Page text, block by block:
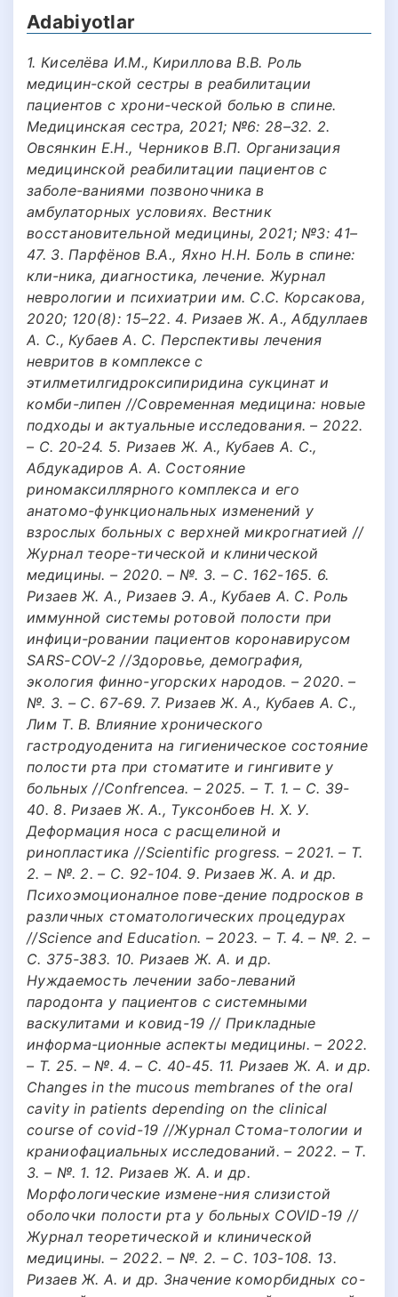
Adabiyotlar
1. Киселёва И.М., Кириллова В.В. Роль
медицин-ской сестры в реабилитации
пациентов с хрони-ческой болью в спине.
Медицинская сестра, 2021; №6: 28–32. 2.
Овсянкин Е.Н., Черников В.П. Организация
медицинской реабилитации пациентов с
заболе-ваниями позвоночника в
амбулаторных условиях. Вестник
восстановительной медицины, 2021; №3: 41–
47. 3. Парфёнов В.А., Яхно Н.Н. Боль в спине:
кли-ника, диагностика, лечение. Журнал
неврологии и психиатрии им. С.С. Корсакова,
2020; 120(8): 15–22. 4. Ризаев Ж. А., Абдуллаев
А. С., Кубаев А. С. Перспективы лечения
невритов в комплексе с
этилметилгидроксипиридина сукцинат и
комби-липен //Современная медицина: новые
подходы и актуальные исследования. – 2022.
– С. 20-24. 5. Ризаев Ж. А., Кубаев А. С.,
Абдукадиров А. А. Состояние
риномаксиллярного комплекса и его
анатомо-функциональных изменений у
взрослых больных с верхней микрогнатией //
Журнал теоре-тической и клинической
медицины. – 2020. – №. 3. – С. 162-165. 6.
Ризаев Ж. А., Ризаев Э. А., Кубаев А. С. Роль
иммунной системы ротовой полости при
инфици-ровании пациентов коронавирусом
SARS-COV-2 //Здоровье, демография,
экология финно-угорских народов. – 2020. –
№. 3. – С. 67-69. 7. Ризаев Ж. А., Кубаев А. С.,
Лим Т. В. Влияние хронического
гастродуоденита на гигиеническое состояние
полости рта при стоматите и гингивите у
больных //Confrencea. – 2025. – Т. 1. – С. 39-
40. 8. Ризаев Ж. А., Туксонбоев Н. Х. У.
Деформация носа с расщелиной и
ринопластика //Scientific progress. – 2021. – Т.
2. – №. 2. – С. 92-104. 9. Ризаев Ж. А. и др.
Психоэмоционалное пове-дение подросков в
различных стоматологических процедурах
//Science and Education. – 2023. – Т. 4. – №. 2. –
С. 375-383. 10. Ризаев Ж. А. и др.
Нуждаемость лечении забо-леваний
пародонта у пациентов с системными
васкулитами и ковид-19 // Прикладные
информа-ционные аспекты медицины. – 2022.
– Т. 25. – №. 4. – С. 40-45. 11. Ризаев Ж. А. и др.
Changes in the mucous membranes of the oral
cavity in patients depending on the clinical
course of covid-19 //Журнал Стома-тологии и
краниофациальных исследований. – 2022. – Т.
3. – №. 1. 12. Ризаев Ж. А. и др.
Морфологические измене-ния слизистой
оболочки полости рта у больных COVID-19 //
Журнал теоретической и клинической
медицины. – 2022. – №. 2. – С. 103-108. 13.
Ризаев Ж. А. и др. Значение коморбидных со-